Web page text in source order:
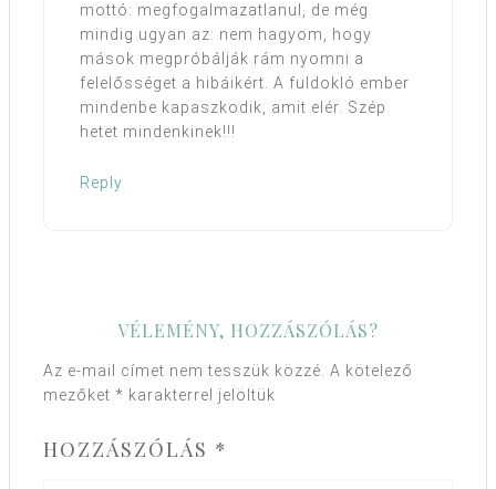
mottó: megfogalmazatlanul, de még
mindig ugyan az: nem hagyom, hogy
mások megpróbálják rám nyomni a
felelősséget a hibáikért. A fuldokló ember
mindenbe kapaszkodik, amit elér. Szép
hetet mindenkinek!!!
Reply
VÉLEMÉNY, HOZZÁSZÓLÁS?
Az e-mail címet nem tesszük közzé. A kötelező
mezőket * karakterrel jelöltük
HOZZÁSZÓLÁS *